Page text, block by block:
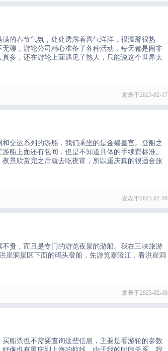
的春节气氛，处处透露着喜气洋洋，很温馨很热
聊，游轮公司精心准备了各种活动，每天都是闹非
多，还在游轮上面遇见了熟人，只能说这个世界太
发表于2023-02-17
交运系列的游船，我们乘坐的是金碧皇宫。登船之
船上面还有包间，但是不知道具体的手续费标准。
景欣赏完之后就去吃夜宵，所以重庆真的很适合旅
发表于2023-02-10
贵，而且是专门的游览夜景的游船。我在三峡旅游
崖洞景区下面的码头登船，先游览嘉陵江，看洪崖洞
发表于2023-02-10
船票也不需要查询这些信息，主要是看游轮的参数